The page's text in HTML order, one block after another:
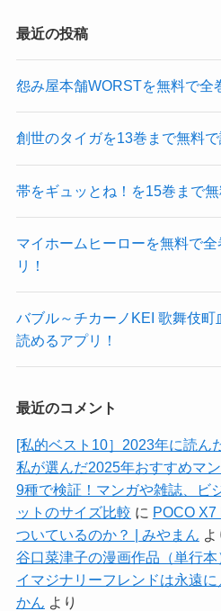
最近の投稿
怨み屋本舗WORSTを無料で全
創世のタイガを13巻まで無料で
帯をギュッとね！を15巻まで無
マイホームヒーローを無料で
リ！
バブル～チカーノKEI 歌舞伎
読めるアプリ！
最近のコメント
[私的ベスト10］2023年に読ん
私が選んだ2025年おすすめマ
9種で検証！マンガや雑誌、ビ
ットのサイズ比較 に POCO
ついているのか？ | みやまん よ
谷口菜津子の漫画作品（単行本
イマジナリーフレンドは永遠
かん より